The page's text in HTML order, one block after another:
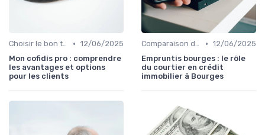
Choisir le bon type de crédit • 12/06/2025
Mon cofidis pro : comprendre
les avantages et options
pour les clients
Comparaison des offres • 12/06/2025
Empruntis bourges : le rôle
du courtier en crédit
immobilier à Bourges